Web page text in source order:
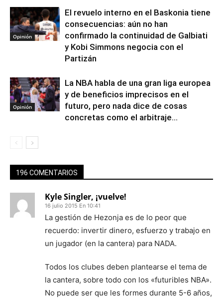
Opinión
El revuelo interno en el Baskonia tiene
consecuencias: aún no han
confirmado la continuidad de Galbiati
y Kobi Simmons negocia con el
Partizán
Opinión
La NBA habla de una gran liga europea
y de beneficios imprecisos en el
futuro, pero nada dice de cosas
concretas como el arbitraje...
196 COMENTARIOS
Kyle Singler, ¡vuelve!
16 julio 2015 En 10:41
La gestión de Hezonja es de lo peor que
recuerdo: invertir dinero, esfuerzo y trabajo en
un jugador (en la cantera) para NADA.
Todos los clubes deben plantearse el tema de
la cantera, sobre todo con los «futuribles NBA».
No puede ser que les formes durante 5-6 años,